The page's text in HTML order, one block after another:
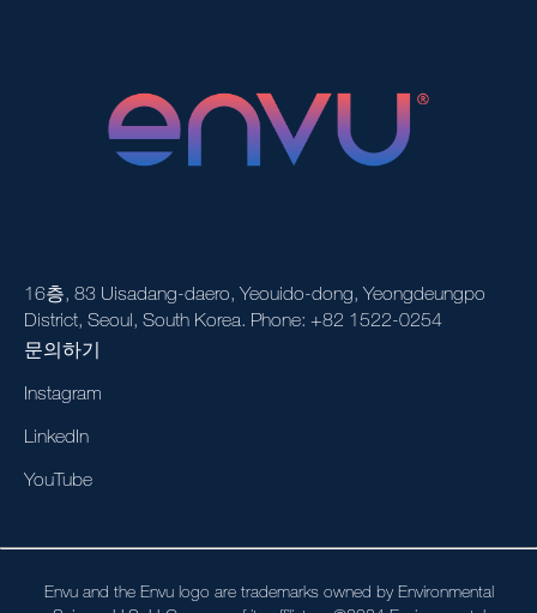
16층, 83 Uisadang-daero, Yeouido-dong, Yeongdeungpo
District, Seoul, South Korea. Phone: +82 1522-0254
문의하기
Instagram
LinkedIn
YouTube
Envu and the Envu logo are trademarks owned by Environmental